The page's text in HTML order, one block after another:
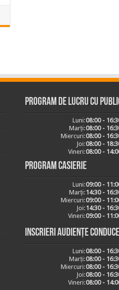
Program de lucru cu
Luni:08:00 -
Marți:08:00 -
Miercuri:08:00 -
Joi:08:00 -
Vineri:08:00 -
Program casierie
Luni:09:00 -
Marți:14:30 -
Miercuri:09:00 -
Joi:14:30 -
Vineri:09:00 -
Inscrieri audiențe
Luni:08:00 -
Marți:08:00 -
Miercuri:08:00 -
Joi:08:00 -
Vineri:08:00 -